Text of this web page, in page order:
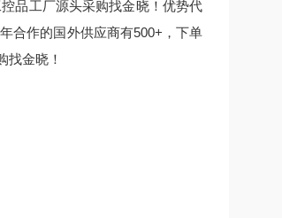
品工厂源头采购找金晓！优势代
合作的国外供应商有500+，下单
找金晓！